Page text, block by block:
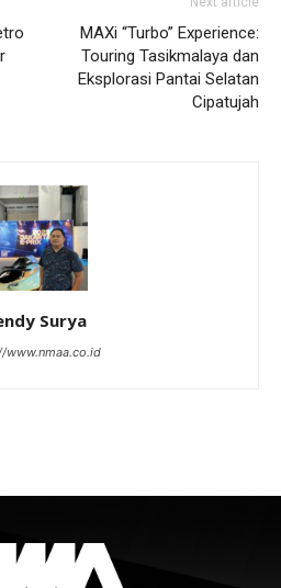
MAXi “Turbo” Experience:
Touring Tasikmalaya dan
Eksplorasi Pantai Selatan
Cipatujah
Surya
www.nmaa.co.id